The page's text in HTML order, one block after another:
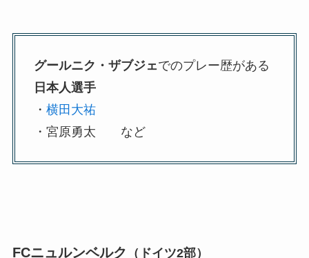
グールニク・ザブジェでのプレー歴がある
日本人選手
・ 横田大祐
・宮原勇太 など
FCニュルンベルク （ドイツ2部）